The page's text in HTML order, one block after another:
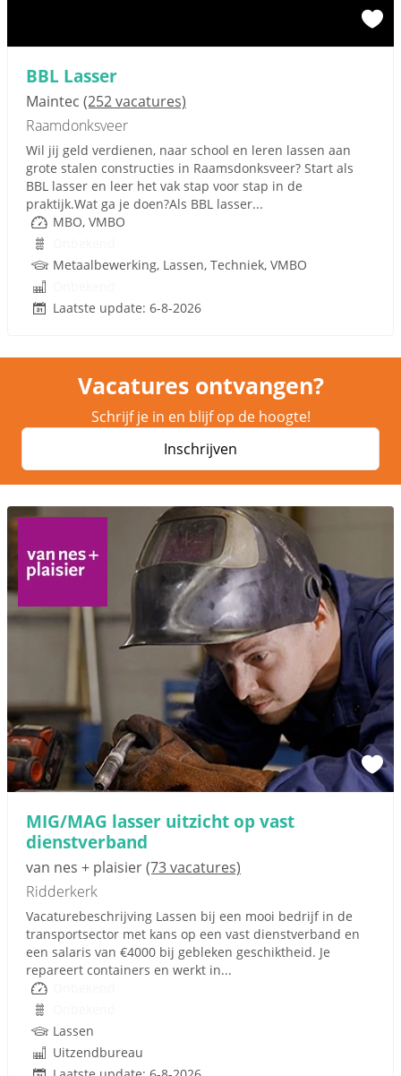
BBL Lasser
Maintec (252 vacatures)
Raamdonksveer
Wil jij geld verdienen, naar school en leren lassen aan
grote stalen constructies in Raamsdonksveer? Start als
BBL lasser en leer het vak stap voor stap in de
praktijk.Wat ga je doen?Als BBL lasser...
MBO, VMBO
Metaalbewerking, Lassen, Techniek, VMBO
Laatste update: 6-8-2026
Vacatures ontvangen?
Schrijf je in en blijf op de hoogte!
Inschrijven
MIG/MAG lasser uitzicht op vast
dienstverband
van nes + plaisier(73 vacatures)
Ridderkerk
Vacaturebeschrijving Lassen bij een mooi bedrijf in de
transportsector met kans op een vast dienstverband en
een salaris van €4000 bij gebleken geschiktheid. Je
repareert containers en werkt in...
Lassen
Uitzendbureau